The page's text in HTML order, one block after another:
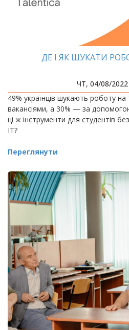
ДЕ І ЯК ШУКАТИ
ЧТ, 04/08/2022
49% українців шукають роботу на
вакансіями, а 30% — за
ці ж інструменти для студентів
IT?
Переглянути